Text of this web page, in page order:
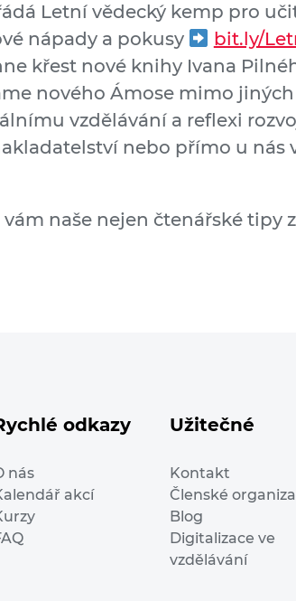
Letní vědecký kemp pro
nápady a pokusy
bit.ly/
křest nové knihy Ivana
nového Ámose mimo
vzdělávání a reflexi
nebo přímo u nás
naše nejen čtenářské tipy
odkazy
nás
akcí
Užitečné
Kontakt
Členské
Blog
Digitalizace ve
vzdělávání